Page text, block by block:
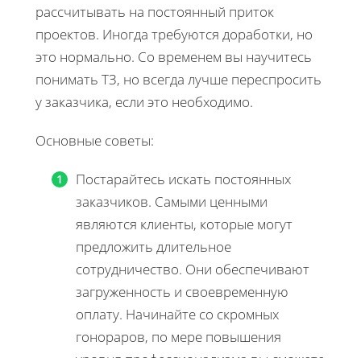
рассчитывать на постоянный приток
проектов. Иногда требуются доработки, но
это нормально. Со временем вы научитесь
понимать ТЗ, но всегда лучше переспросить
у заказчика, если это необходимо.
Основные советы:
Постарайтесь искать постоянных
заказчиков. Самыми ценными
являются клиенты, которые могут
предложить длительное
сотрудничество. Они обеспечивают
загруженность и своевременную
оплату. Начинайте со скромных
гонораров, по мере повышения